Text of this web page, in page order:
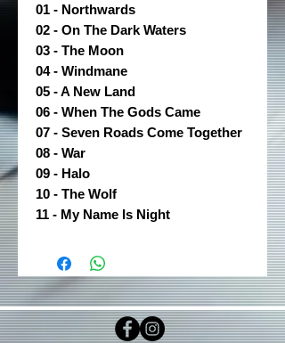
01 - Northwards
02 - On The Dark Waters
03 - The Moon
04 - Windmane
05 - A New Land
06 - When The Gods Came
07 - Seven Roads Come Together
08 - War
09 - Halo
10 - The Wolf
11 - My Name Is Night